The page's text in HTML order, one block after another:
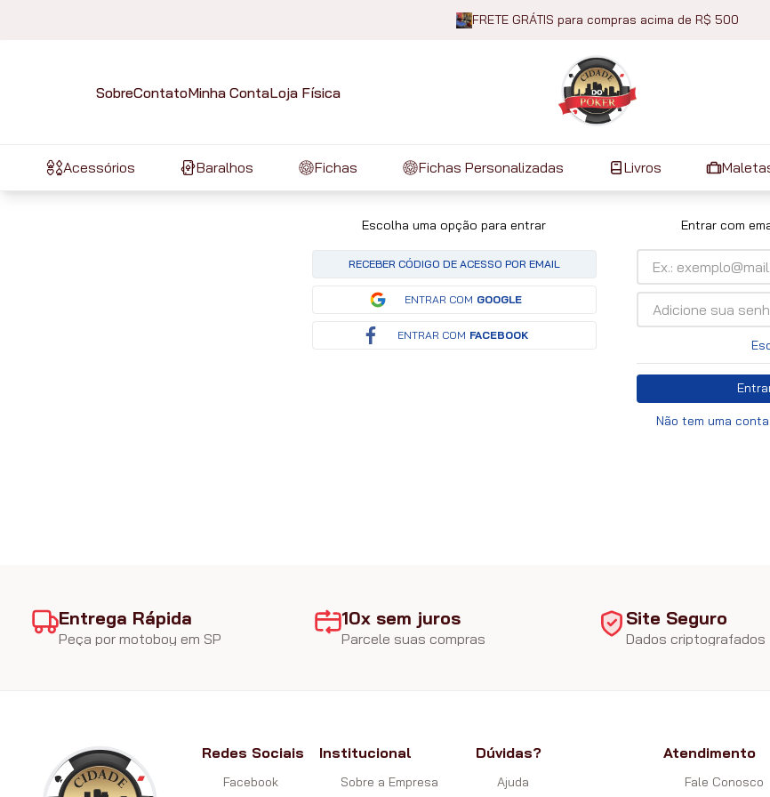
FRETE GRÁTIS para compras acima de R$ 500
SobreContatoMinha ContaLoja Física
Acessórios Baralhos Fichas Fichas Personalizadas Livros
Escolha uma opção para entrar
RECEBER CÓDIGO DE ACESSO POR EMAIL
ENTRAR COM GOOGLE
ENTRAR COM FACEBOOK
Entrar com
Não tem uma
Entrega Rápida
Peça por motoboy em SP
10x sem juros
Parcele suas compras
Site Seguro
Dados criptografados
Redes Sociais
Facebook
Institucional
Sobre a Empresa
Dúvidas?
Ajuda
Atendimento
Fale Conosco